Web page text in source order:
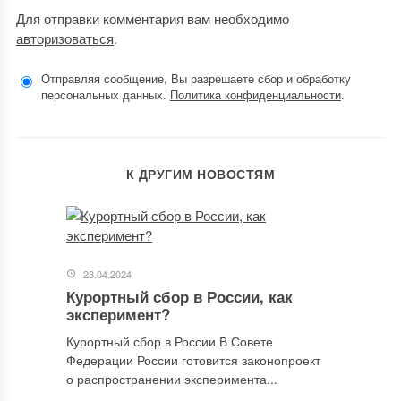
Для отправки комментария вам необходимо
авторизоваться.
Отправляя сообщение, Вы разрешаете сбор и обработку
персональных данных. Политика конфиденциальности.
К ДРУГИМ НОВОСТЯМ
23.04.2024
Курортный сбор в России, как
эксперимент?
Курортный сбор в России В Совете
Федерации России готовится законопроект
о распространении эксперимента...